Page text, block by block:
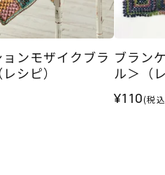
ンモザイクブラ
シピ）
ブラン
ル＞（
¥110(税